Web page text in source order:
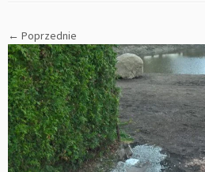
← Poprzednie